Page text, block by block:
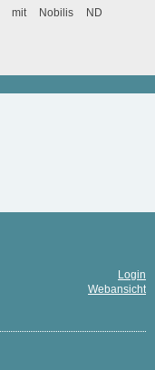
mit Nobilis ND
Login
Webansicht